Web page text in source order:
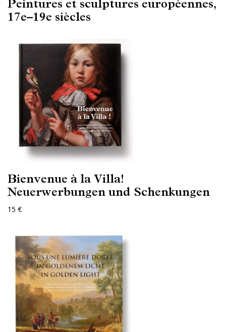
Peintures et sculptures européennes,
17e–19e siècles
Bienvenue à la Villa!
Neuerwerbungen und Schenkungen
15 €